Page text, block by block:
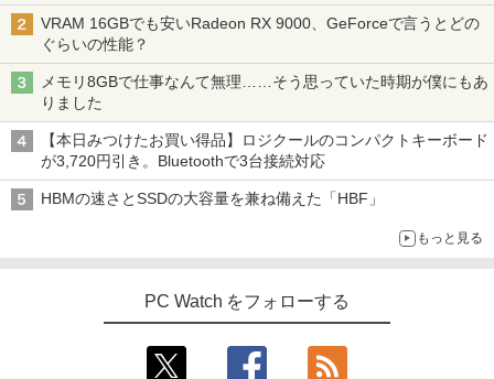
VRAM 16GBでも安いRadeon RX 9000、GeForceで言うとどの
ぐらいの性能？
メモリ8GBで仕事なんて無理……そう思っていた時期が僕にもあ
りました
【本日みつけたお買い得品】ロジクールのコンパクトキーボード
が3,720円引き。Bluetoothで3台接続対応
HBMの速さとSSDの大容量を兼ね備えた「HBF」
もっと見る
PC Watch をフォローする